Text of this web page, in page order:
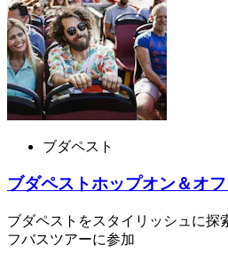
ブダペスト
ブダペストホップオン＆オ
ブダペストをスタイリッシュに探
フバスツアーに参加